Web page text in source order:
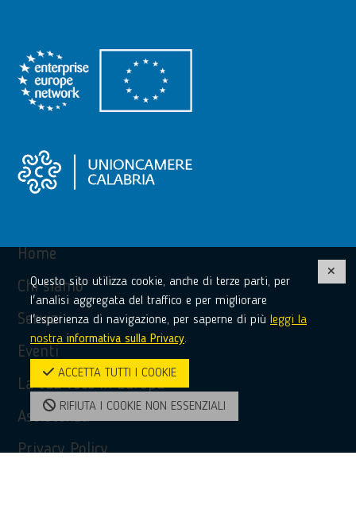
Home
Chi siamo
Servizi
Eventi
La tua voce in Europa
Assistenza
Privacy Policy
Questo sito utilizza cookie, anche di terze parti, per
l'analisi aggregata del traffico e per migliorare
l'esperienza di navigazione, per saperne di più leggi la
nostra informativa sulla Privacy.
ACCETTA TUTTI I COOKIE
RIFIUTA I COOKIE NON ESSENZIALI